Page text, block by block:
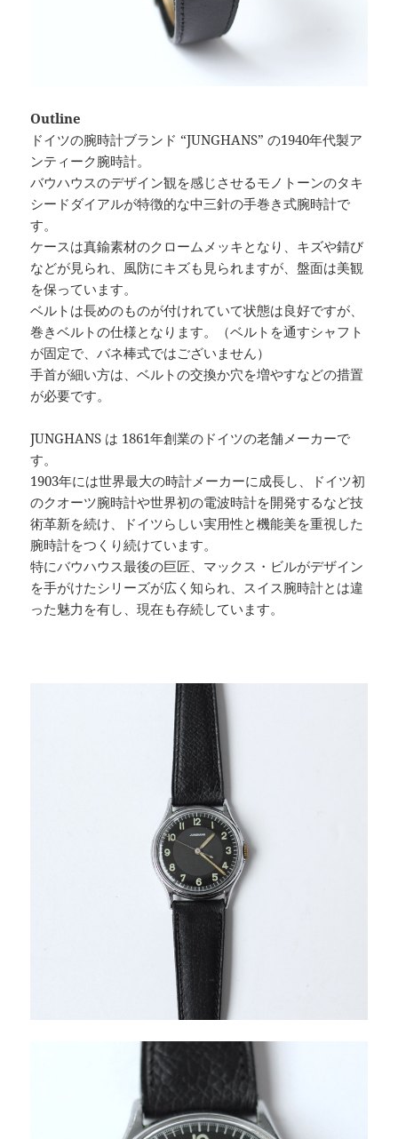
Outline
ドイツの腕時計ブランド “JUNGHANS” の1940年代製ア
ンティーク腕時計。
バウハウスのデザイン観を感じさせるモノトーンのタキ
シードダイアルが特徴的な中三針の手巻き式腕時計で
す。
ケースは真鍮素材のクロームメッキとなり、キズや錆び
などが見られ、風防にキズも見られますが、盤面は美観
を保っています。
ベルトは長めのものが付けれていて状態は良好ですが、
巻きベルトの仕様となります。（ベルトを通すシャフト
が固定で、バネ棒式ではございません）
手首が細い方は、ベルトの交換か穴を増やすなどの措置
が必要です。
JUNGHANS は 1861年創業のドイツの老舗メーカーで
す。
1903年には世界最大の時計メーカーに成長し、ドイツ初
のクオーツ腕時計や世界初の電波時計を開発するなど技
術革新を続け、ドイツらしい実用性と機能美を重視した
腕時計をつくり続けています。
特にバウハウス最後の巨匠、マックス・ビルがデザイン
を手がけたシリーズが広く知られ、スイス腕時計とは違
った魅力を有し、現在も存続しています。